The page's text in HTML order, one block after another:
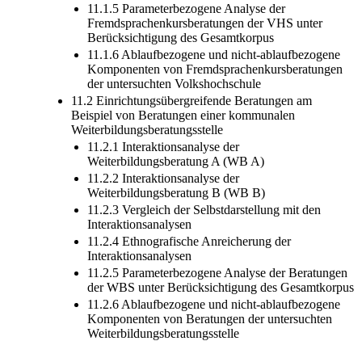
11.1.5 Parameterbezogene Analyse der
Fremdsprachenkursberatungen der VHS unter
Berücksichtigung des Gesamtkorpus
11.1.6 Ablaufbezogene und nicht-ablaufbezogene
Komponenten von Fremdsprachenkursberatungen
der untersuchten Volkshochschule
11.2 Einrichtungsübergreifende Beratungen am
Beispiel von Beratungen einer kommunalen
Weiterbildungsberatungsstelle
11.2.1 Interaktionsanalyse der
Weiterbildungsberatung A (WB A)
11.2.2 Interaktionsanalyse der
Weiterbildungsberatung B (WB B)
11.2.3 Vergleich der Selbstdarstellung mit den
Interaktionsanalysen
11.2.4 Ethnografische Anreicherung der
Interaktionsanalysen
11.2.5 Parameterbezogene Analyse der Beratungen
der WBS unter Berücksichtigung des Gesamtkorpus
11.2.6 Ablaufbezogene und nicht-ablaufbezogene
Komponenten von Beratungen der untersuchten
Weiterbildungsberatungsstelle